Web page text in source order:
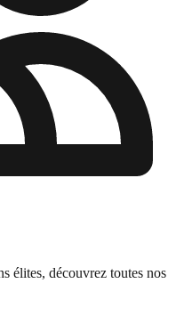
élites, découvrez toutes nos